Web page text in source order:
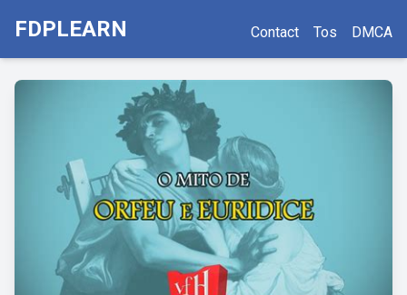
FDPLEARN Contact Tos DMCA